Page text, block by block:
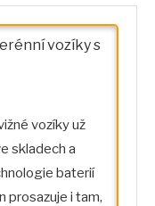
vozíky s
vozíky už
skladech a
baterií
prosazuje i tam,